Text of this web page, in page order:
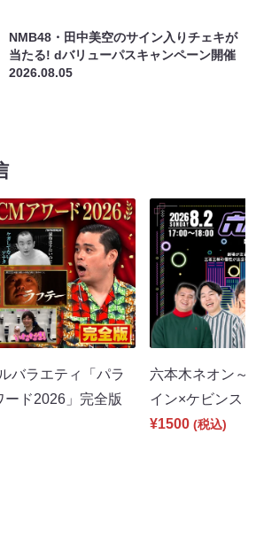
NMB48・田中美空のサイン入りチェキが
当たる! dバリューパスキャンペーン開催
2026.08.05
バラエティ「パラ
ード2026」完全版
六本木ネオン～
イン×ケビンス
¥1500 (税込)